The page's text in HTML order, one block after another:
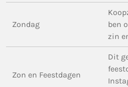
Zondag
ben
zin
Zon en Feestdagen
Dit